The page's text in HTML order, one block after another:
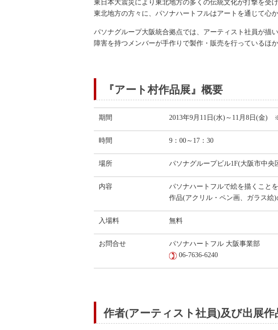
東日本大震災により東北地方の多くの伝統文化が打撃を受
東北地方の方々に、パソナハートフルはアートを通じて心
パソナグループ大阪統合拠点では、アーティスト社員が描
障害を持つメンバーが手作りで製作・販売を行っているほ
『アート村作品展』概要
期間 2013年9月11日(水)～11月8日(金)
時間 9：00～17：30
場所 パソナグループビル1F(大阪市中央
内容
パソナハートフルで絵を描くこと
作品(アクリル・ペン画、ガラス絵
入場料 無料
お問合せ
パソナハートフル 大阪事業部
06-7636-6240
作者(アーティスト社員)及び出展作